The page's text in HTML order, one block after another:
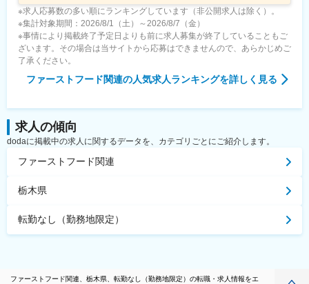
※求人応募数の多い順にランキングしています（非公開求人は除く）。
※集計対象期間：2026/8/1（土）～2026/8/7（金）
※事情により掲載終了予定日よりも前に求人募集が終了していることもご
ざいます。その場合は当サイトから応募はできませんので、あらかじめご
了承ください。
ファーストフード関連の人気求人ランキングを詳しく見る
求人の傾向
dodaに掲載中の求人に関するデータを、カテゴリごとにご紹介します。
ファーストフード関連
栃木県
転勤なし（勤務地限定）
ファーストフード関連、栃木県、転勤なし（勤務地限定）の転職・求人情報をエ